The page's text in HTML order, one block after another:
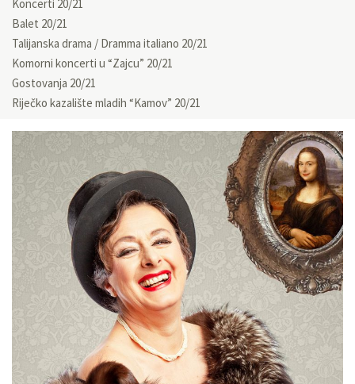
Koncerti 20/21
Balet 20/21
Talijanska drama / Dramma italiano 20/21
Komorni koncerti u “Zajcu” 20/21
Gostovanja 20/21
Riječko kazalište mladih “Kamov” 20/21